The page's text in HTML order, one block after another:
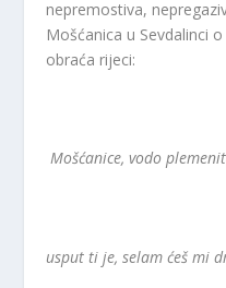
nepremostiva,
Mošćanica u Sevdalinci
obraća rijeci:
Mošćanice, vodo
usput ti je, selam ćeš mi